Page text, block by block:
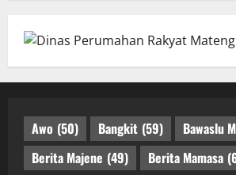
Awo (50) Bangkit (59) Bawaslu
Berita Majene (49) Berita Mamasa